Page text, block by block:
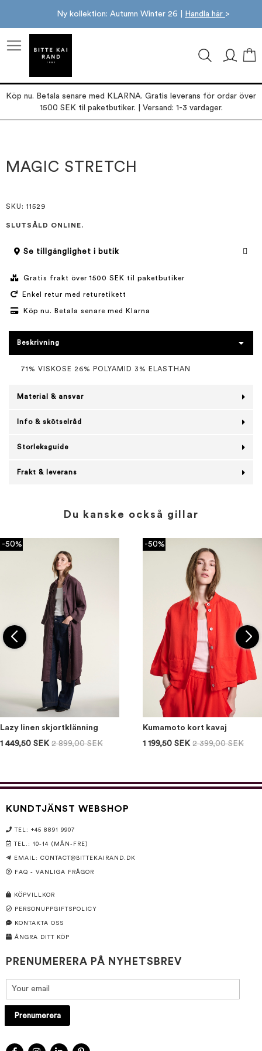
Ny kollektion: Autumn Winter 26 | Handla här >
Köp nu. Betala senare med KLARNA. Gratis leverans för ordar över
1500 SEK til paketbutiker. | Versand: 1-3 vardager.
slutet
av
början
av
MAGIC STRETCH
SKU : 11529
SLUTSÅLD ONLINE.
Se tillgänglighet i butik
Gratis frakt över 1500 SEK til paketbutiker
Enkel retur med returetikett
Köp nu. Betala senare med Klarna
Beskrivning
71% VISKOSE 26% POLYAMID 3% ELASTHAN
Material & ansvar
Info & skötselråd
Storleksguide
Frakt & leverans
Du kanske också gillar
-50%
Lazy linen skjortklänning
1 449,50 SEK 2 899,00 SEK
-50%
Kumamoto kort kavaj
1 199,50 SEK 2 399,00 SEK
KUNDTJÄNST WEBSHOP
TEL: +45 8891 9907
TEL.: 10-14 (MÅN-FRE)
EMAIL: CONTACT@BITTEKAIRAND.DK
FAQ - VANLIGA FRÅGOR
KÖPVILLKOR
PERSONUPPGIFTSPOLICY
KONTAKTA OSS
ÅNGRA DITT KÖP
PRENUMERERA PÅ NYHETSBREV
Prenumerera